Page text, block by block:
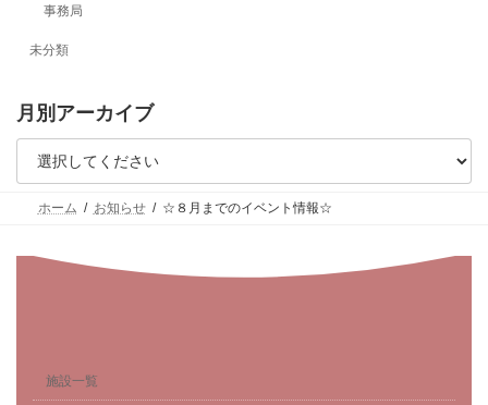
事務局
未分類
月別アーカイブ
ホーム お知らせ ☆８月までのイベント情報☆
施設一覧